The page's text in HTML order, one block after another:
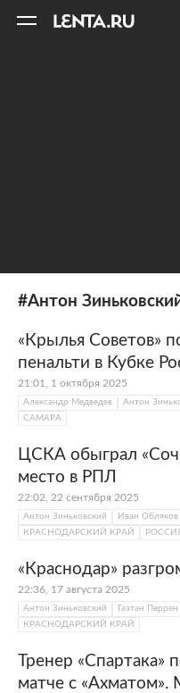
#Антон
«Крылья Советов»
пенальти в Кубке
21:01, 1 октября 2025
Александр Медведев Антон
САМАРА
ЦСКА обыграл
место в РПЛ
22:02, 22 сентября 2025
Антон Зиньковский Иван Обляков
КРАСНОДАРСКИЙ КРАЙ
«Краснодар»
22:36, 17 августа 2025
Антон Зиньковский Гаэтан Перрен
КРАСНОДАРСКИЙ КРАЙ
Тренер «Спартака»
матче с «Ахматом».